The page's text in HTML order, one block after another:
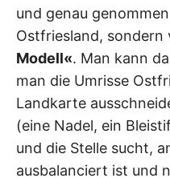
und genau
Ostfriesland, sondern
Modell«. Man kann
man die Umrisse
Landkarte
(eine Nadel, ein
und die Stelle sucht,
ausbalanciert ist und